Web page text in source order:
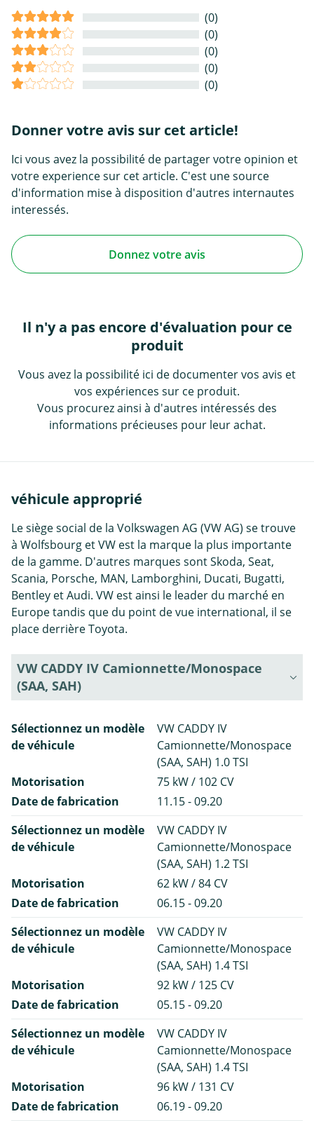
(0)
(0)
(0)
(0)
(0)
Donner votre avis sur cet article!
Ici vous avez la possibilité de partager votre opinion et
votre experience sur cet article. C'est une source
d'information mise à disposition d'autres internautes
interessés.
Donnez votre avis
Il n'y a pas encore d'évaluation pour ce
produit
Vous avez la possibilité ici de documenter vos avis et
vos expériences sur ce produit.
Vous procurez ainsi à d'autres intéressés des
informations précieuses pour leur achat.
véhicule approprié
Le siège social de la Volkswagen AG (VW AG) se trouve
à Wolfsbourg et VW est la marque la plus importante
de la gamme. D'autres marques sont Skoda, Seat,
Scania, Porsche, MAN, Lamborghini, Ducati, Bugatti,
Bentley et Audi. VW est ainsi le leader du marché en
Europe tandis que du point de vue international, il se
place derrière Toyota.
VW CADDY IV Camionnette/Monospace
(SAA, SAH)
Sélectionnez un modèle
de véhicule
VW CADDY IV
Camionnette/Monospace
(SAA, SAH) 1.0 TSI
Motorisation
75 kW / 102 CV
Date de fabrication
11.15 - 09.20
Sélectionnez un modèle
de véhicule
VW CADDY IV
Camionnette/Monospace
(SAA, SAH) 1.2 TSI
Motorisation
62 kW / 84 CV
Date de fabrication
06.15 - 09.20
Sélectionnez un modèle
de véhicule
VW CADDY IV
Camionnette/Monospace
(SAA, SAH) 1.4 TSI
Motorisation
92 kW / 125 CV
Date de fabrication
05.15 - 09.20
Sélectionnez un modèle
de véhicule
VW CADDY IV
Camionnette/Monospace
(SAA, SAH) 1.4 TSI
Motorisation
96 kW / 131 CV
Date de fabrication
06.19 - 09.20